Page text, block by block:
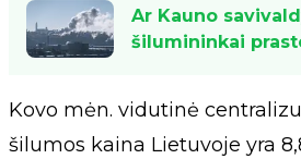
Ar Kauno
šilumininkai
Kovo mėn. vidutinė
šilumos kaina Lietuvoje yra